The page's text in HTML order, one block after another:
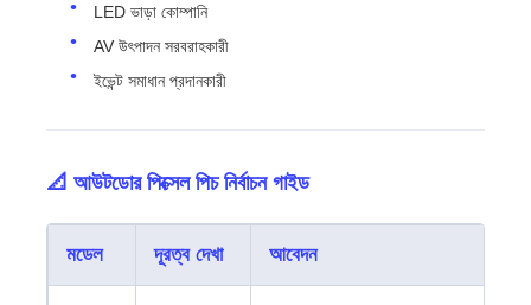
LED ভাড়া কোম্পানি
AV উৎপাদন সরবরাহকারী
ইভেন্ট সমাধান প্রদানকারী
📐 আউটডোর পিক্সেল পিচ নির্বাচন গাইড
মডেল দূরত্ব দেখা আবেদন